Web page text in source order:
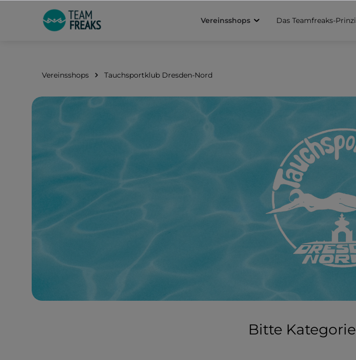
Zur Hauptnavigation springen
Vereinsshops
Das Teamfreaks-
Vereinsshops Tauchsportklub Dresden-Nord
Bitte